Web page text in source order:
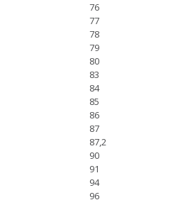
76
77
78
79
80
83
84
85
86
87
87,2
90
91
94
96